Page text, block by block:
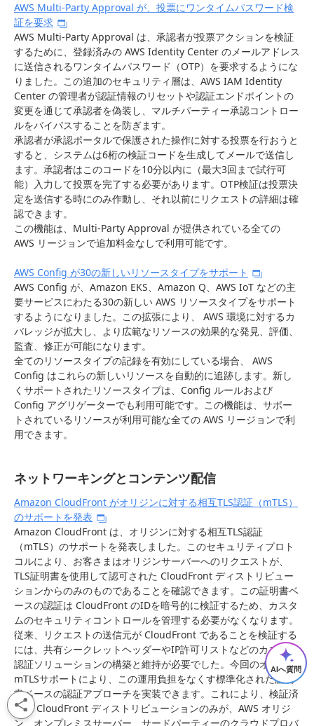
AWS Multi-Party Approval が、投票にワンタイムパスワード検
証を要求
AWS Multi-Party Approval は、承認者が投票アクションを検証
するために、登録済みの AWS Identity Center のメールアドレス
に送信されるワンタイムパスワード（OTP）を要求するようにな
りました。この追加のセキュリティ層は、AWS IAM Identity
Center の管理者が認証情報のリセットや認証エンドポイントの
変更を通じて承認者を偽装し、マルチパーティー承認コントロー
ルをバイパスすることを防ぎます。
承認者が承認ポータルで保護された操作に対する投票を行おうと
すると、システムは6桁の検証コードを生成してメールで送信し
ます。承認者はこのコードを10分以内に（最大3回まで試行可
能）入力して投票を完了する必要があります。OTP検証は投票決
定を送信する時にのみ作動し、それ以前にリクエストの詳細は確
認できます。
この機能は、Multi-Party Approval が提供されている全ての
AWS リージョンで追加料金なしで利用可能です。
AWS Config が30の新しいリソースタイプをサポート
AWS Config が、Amazon EKS、Amazon Q、AWS IoT などの主
要サービスにわたる30の新しい AWS リソースタイプをサポート
するようになりました。この拡張により、 AWS 環境に対するカ
バレッジが拡大し、より広範なリソースの効果的な発見、評価、
監査、修正が可能になります。
全てのリソースタイプの記録を有効にしている場合、 AWS
Config はこれらの新しいリソースを自動的に追跡します。新し
くサポートされたリソースタイプは、Config ルールおよび
Config アグリゲーターでも利用可能です。この機能は、サポー
トされているリソースが利用可能な全ての AWS リージョンで利
用できます。
ネットワーキングとコンテンツ配信
Amazon CloudFront がオリジンに対する相互TLS認証（mTLS）
のサポートを発表
Amazon CloudFront は、オリジンに対する相互TLS認証
（mTLS）のサポートを発表しました。このセキュリティプロト
コルにより、お客さまはオリジンサーバーへのリクエストが、
TLS証明書を使用して認可された CloudFront ディストリビュー
ションからのみのものであることを確認できます。この証明書ベ
ースの認証は CloudFront のIDを暗号的に検証するため、カスタ
ムのセキュリティコントロールを管理する必要がなくなります。
従来、リクエストの送信元が CloudFront であることを検証する
には、共有シークレットヘッダーやIP許可リストなどのカスタム
認証ソリューションの構築と維持が必要でした。今回のオリジン
mTLSサポートにより、この運用負担をなくす標準化された証明
書ベースの認証アプローチを実装できます。これにより、検証済
みの CloudFront ディストリビューションのみが、AWS オリジ
ン、オンプレミスサーバー、サードパーティーのクラウドプロバ
AIへ質問